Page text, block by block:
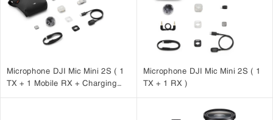
Microphone DJI Mic Mini 2S ( 1
TX + 1 Mobile RX + Charging
Microphone DJI Mic Mini 2S ( 1
TX + 1 RX )